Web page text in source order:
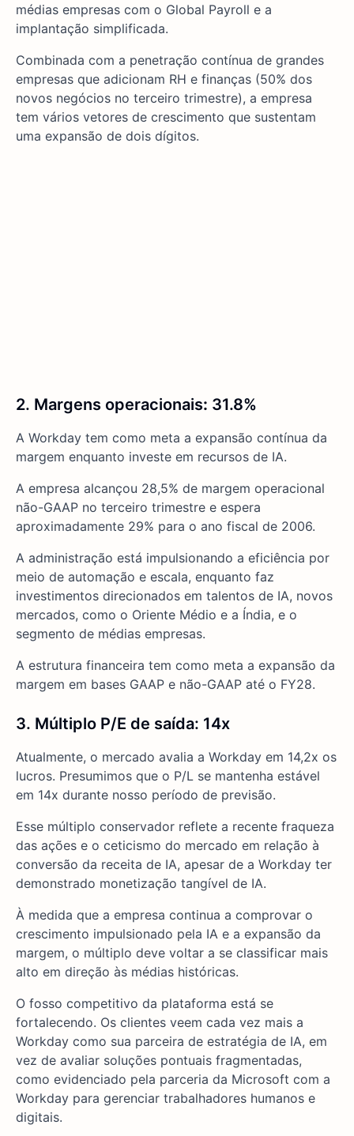
médias empresas com o Global Payroll e a
implantação simplificada.
Combinada com a penetração contínua de grandes
empresas que adicionam RH e finanças (50% dos
novos negócios no terceiro trimestre), a empresa
tem vários vetores de crescimento que sustentam
uma expansão de dois dígitos.
2. Margens operacionais: 31.8%
A Workday tem como meta a expansão contínua da
margem enquanto investe em recursos de IA.
A empresa alcançou 28,5% de margem operacional
não-GAAP no terceiro trimestre e espera
aproximadamente 29% para o ano fiscal de 2006.
A administração está impulsionando a eficiência por
meio de automação e escala, enquanto faz
investimentos direcionados em talentos de IA, novos
mercados, como o Oriente Médio e a Índia, e o
segmento de médias empresas.
A estrutura financeira tem como meta a expansão da
margem em bases GAAP e não-GAAP até o FY28.
3. Múltiplo P/E de saída: 14x
Atualmente, o mercado avalia a Workday em 14,2x os
lucros. Presumimos que o P/L se mantenha estável
em 14x durante nosso período de previsão.
Esse múltiplo conservador reflete a recente fraqueza
das ações e o ceticismo do mercado em relação à
conversão da receita de IA, apesar de a Workday ter
demonstrado monetização tangível de IA.
À medida que a empresa continua a comprovar o
crescimento impulsionado pela IA e a expansão da
margem, o múltiplo deve voltar a se classificar mais
alto em direção às médias históricas.
O fosso competitivo da plataforma está se
fortalecendo. Os clientes veem cada vez mais a
Workday como sua parceira de estratégia de IA, em
vez de avaliar soluções pontuais fragmentadas,
como evidenciado pela parceria da Microsoft com a
Workday para gerenciar trabalhadores humanos e
digitais.